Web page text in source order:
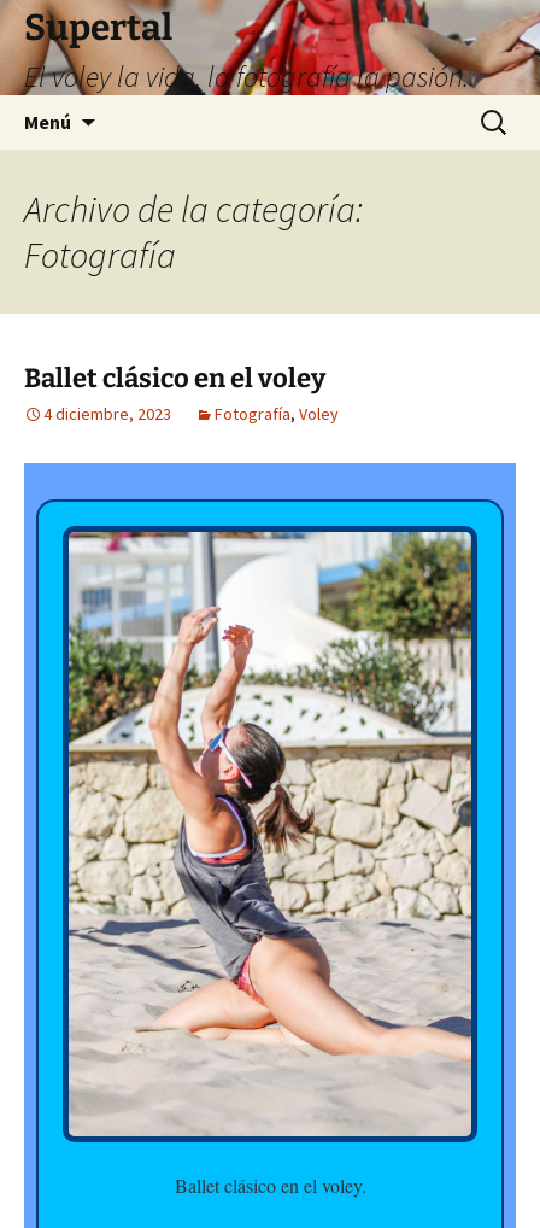
Supertal
El voley la vida, la fotografía la pasión.
Menú Buscar:
Archivo de la categoría:
Fotografía
Ballet clásico en el voley
4 diciembre, 2023 Fotografía, Voley
Ballet clásico en el voley.